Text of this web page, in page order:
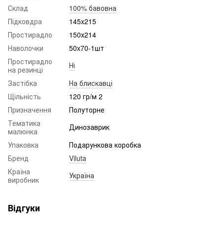
Склад
100% бавовна
Підковдра
145x215
Простирадло
150х214
Наволочки
50x70-1шт
Простирадло
на резинці
Ні
Застібка
На блискавці
Щільність
120 гр/м 2
Призначення
Полуторне
Тематика
малюнка
Динозаврик
Упаковка
Подарункова коробка
Бренд
Viluta
Країна
виробник
Україна
Відгуки